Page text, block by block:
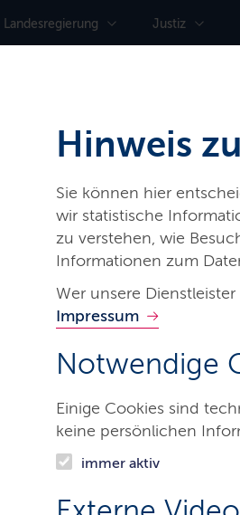
Hinweis
Sie können hier
wir statistische
zu verstehen, wie
Informationen zum
Wer unsere
Impressum
Notwendige
Einige Cookies sind
keine persönlichen
immer aktiv
Landes­regierung Justiz
für